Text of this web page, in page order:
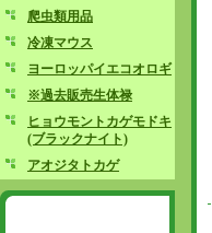
爬虫類用品
冷凍マウス
ヨーロッパイエコオロギ
※過去販売生体禄
ヒョウモントカゲモドキ
(ブラックナイト)
アオジタトカゲ